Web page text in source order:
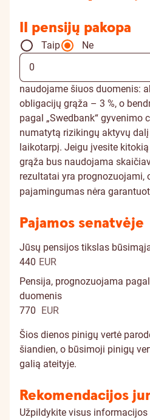
II pensijų pakopa
Taip
Ne
naudojame šiuos duomenis:
obligacijų grąža – 3 %, o
pagal „Swedbank“ gyvenimo
numatytą rizikingų aktyvų
laikotarpį. Jeigu įvesite
grąža bus naudojama
rezultatai yra prognozuojami,
pajamingumas nėra
Pajamos senatvėje
Jūsų pensijos tikslas
440 EUR
Pensija, prognozuojama
duomenis
770 EUR
Šios dienos pinigų vertė
šiandien, o būsimoji pinigų
galią ateityje.
Rekomendacijos
Užpildykite visus